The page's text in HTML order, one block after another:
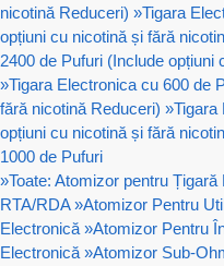
nicotină Reduceri) »Tigara
opțiuni cu nicotină și fără
2400 de Pufuri (Include opțiuni
»Tigara Electronica cu 600 de
fără nicotină Reduceri) »Tigara
opțiuni cu nicotină și fără
1000 de Pufuri
»Toate: Atomizor pentru Țigară
RTA/RDA »Atomizor Pentru
Electronică »Atomizor Pentru
Electronică »Atomizor Sub-